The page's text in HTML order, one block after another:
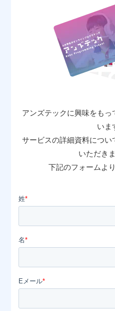
授業時間・料金
よくあるご質問
生徒・保護者の声
👉 無料体験お申込
アンズテックに興味をも
いま
サービスの詳細資料につい
いただき
下記のフォームよ